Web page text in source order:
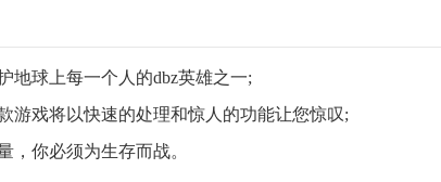
地球上每一个人的dbz英雄之一;
游戏将以快速的处理和惊人的功能让您惊叹;
，你必须为生存而战。